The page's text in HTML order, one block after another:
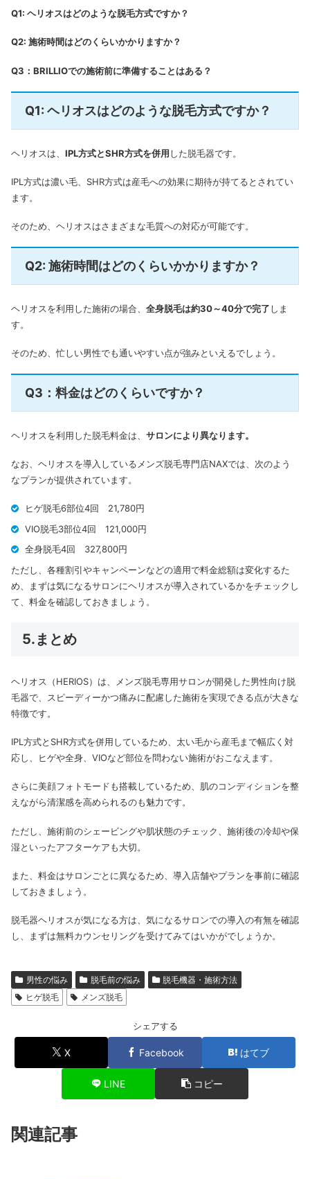
Q1: ヘリオスはどのような脱毛方式ですか？
Q2: 施術時間はどのくらいかかりますか？
Q3：BRILLIOでの施術前に準備することはある？
Q1: ヘリオスはどのような脱毛方式ですか？
ヘリオスは、 IPL方式とSHR方式を併用した脱毛器です。
IPL方式は濃い毛、SHR方式は産毛への効果に期待が持てるとされてい
ます。
そのため、ヘリオスはさまざまな毛質への対応が可能です。
Q2: 施術時間はどのくらいかかりますか？
ヘリオスを利用した施術の場合、 全身脱毛は約30～40分で完了しま
す。
そのため、忙しい男性でも通いやすい点が強みといえるでしょう。
Q3：料金はどのくらいですか？
ヘリオスを利用した脱毛料金は、 サロンにより異なります。
なお、ヘリオスを導入しているメンズ脱毛専門店NAXでは、次のよう
なプランが提供されています。
ヒゲ脱毛6部位4回 21,780円
VIO脱毛3部位4回 121,000円
全身脱毛4回 327,800円
ただし、各種割引やキャンペーンなどの適用で料金総額は変化するた
め、まずは気になるサロンにヘリオスが導入されているかをチェックし
て、料金を確認しておきましょう。
5.まとめ
ヘリオス（HERIOS）は、メンズ脱毛専用サロンが開発した男性向け脱
毛器で、スピーディーかつ痛みに配慮した施術を実現できる点が大きな
特徴です。
IPL方式とSHR方式を併用しているため、太い毛から産毛まで幅広く対
応し、ヒゲや全身、VIOなど部位を問わない施術がおこなえます。
さらに美顔フォトモードも搭載しているため、肌のコンディションを整
えながら清潔感を高められるのも魅力です。
ただし、施術前のシェービングや肌状態のチェック、施術後の冷却や保
湿といったアフターケアも大切。
また、料金はサロンごとに異なるため、導入店舗やプランを事前に確認
しておきましょう。
脱毛器ヘリオスが気になる方は、気になるサロンでの導入の有無を確認
し、まずは無料カウンセリングを受けてみてはいかがでしょうか。
男性の悩み 脱毛前の悩み
脱毛機器・施術方法
ヒゲ脱毛
メンズ脱毛
シェアする
X Facebook はてブ
LINE コピー
関連記事